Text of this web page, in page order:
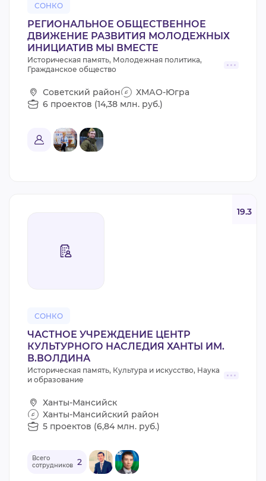
СОНКО
РЕГИОНАЛЬНОЕ ОБЩЕСТВЕННОЕ
ДВИЖЕНИЕ РАЗВИТИЯ МОЛОДЕЖНЫХ
ИНИЦИАТИВ МЫ ВМЕСТЕ
Историческая память, Молодежная политика,
Гражданское общество
Советский район
ХМАО-Югра
6 проектов (14,38 млн. руб.)
СОНКО
19.3
ЧАСТНОЕ УЧРЕЖДЕНИЕ ЦЕНТР
КУЛЬТУРНОГО НАСЛЕДИЯ ХАНТЫ ИМ.
В.ВОЛДИНА
Историческая память, Культура и искусство, Наука
и образование
Ханты-Мансийск
Ханты-Мансийский район
5 проектов (6,84 млн. руб.)
Всего
сотрудников 2